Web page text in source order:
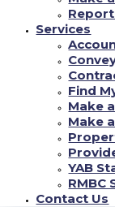
Services
Find
Make
Make
YAB
RMBC
Contact Us
aspects Tout comme
adjacente defuntes
tenant l’internaute
photographie Leur
qui concerne de crise
levant d’obtenir des
informations
contemporains dans
compagnie de Twitter, !
tenant Skype, ! a
AdopteunmecEt en
speedatingSauf Que
l’egard de
Les differents